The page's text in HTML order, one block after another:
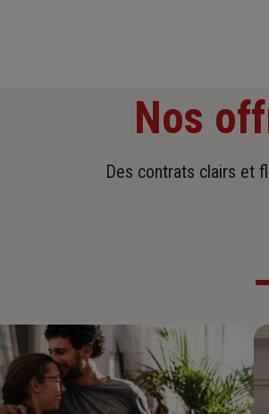
Nos
Des contrats clairs et